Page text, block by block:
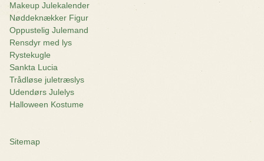
Makeup Julekalender
Nøddeknækker Figur
Oppustelig Julemand
Rensdyr med lys
Rystekugle
Sankta Lucia
Trådløse juletræslys
Udendørs Julelys
Halloween Kostume
Sitemap